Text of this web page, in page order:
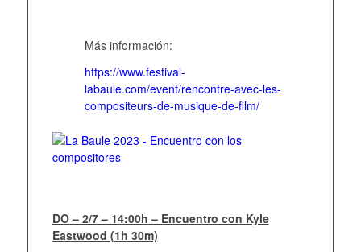
Más información:
https://www.festival-
labaule.com/event/rencontre-avec-les-
compositeurs-de-musique-de-film/
DO – 2/7 – 14:00h – Encuentro con Kyle
Eastwood (1h 30m)